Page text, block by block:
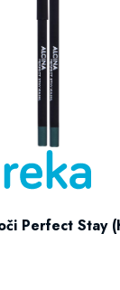
Perfect Stay